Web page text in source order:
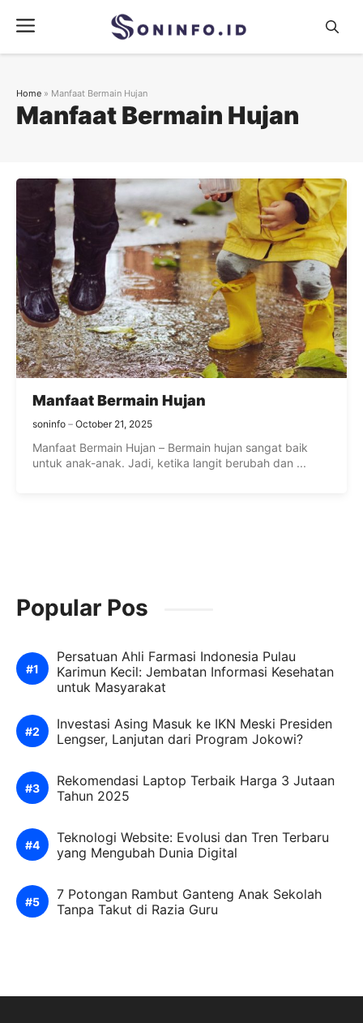
content
Menu
Manfaat Bermain Hujan
Home » Manfaat Bermain Hujan
Manfaat Bermain Hujan
soninfo October 21, 2025
Manfaat Bermain Hujan – Bermain hujan sangat baik
untuk anak-anak. Jadi, ketika langit berubah dan ...
Popular Pos
Persatuan Ahli Farmasi Indonesia Pulau
Karimun Kecil: Jembatan Informasi Kesehatan
untuk Masyarakat
Investasi Asing Masuk ke IKN Meski Presiden
Lengser, Lanjutan dari Program Jokowi?
Rekomendasi Laptop Terbaik Harga 3 Jutaan
Tahun 2025
Teknologi Website: Evolusi dan Tren Terbaru
yang Mengubah Dunia Digital
7 Potongan Rambut Ganteng Anak Sekolah
Tanpa Takut di Razia Guru